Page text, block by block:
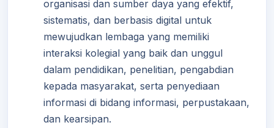
organisasi dan sumber daya yang efektif,
sistematis, dan berbasis digital untuk
mewujudkan lembaga yang memiliki
interaksi kolegial yang baik dan unggul
dalam pendidikan, penelitian, pengabdian
kepada masyarakat, serta penyediaan
informasi di bidang informasi, perpustakaan,
dan kearsipan.